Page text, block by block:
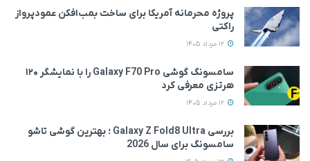
پروژه محرمانه آمریکا برای ساخت بمب‌افکن عمودپرواز
راکتی
سامسونگ گوشی Galaxy F70 Pro را با نمایشگر ۱۲۰
هرتزی معرفی کرد
بررسی Galaxy Z Fold8 Ultra ؛ بهترین گوشی تاشو
سامسونگ برای سال 2026